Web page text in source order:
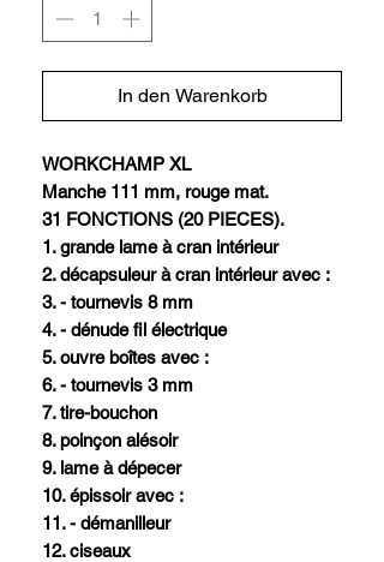
In den Warenkorb
WORKCHAMP XL
Manche 111 mm, rouge mat.
31 FONCTIONS (20 PIECES).
1. grande lame à cran intérieur
2. décapsuleur à cran intérieur avec :
3. - tournevis 8 mm
4. - dénude fil électrique
5. ouvre boîtes avec :
6. - tournevis 3 mm
7. tire-bouchon
8. poinçon alésoir
9. lame à dépecer
10. épissoir avec :
11. - démanilleur
12. ciseaux